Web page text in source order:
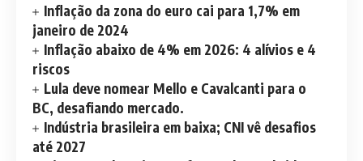
Inflação da zona do euro cai para 1,7% em
janeiro de 2024
Inflação abaixo de 4% em 2026: 4 alívios e 4
riscos
Lula deve nomear Mello e Cavalcanti para o
BC, desafiando mercado.
Indústria brasileira em baixa; CNI vê desafios
até 2027